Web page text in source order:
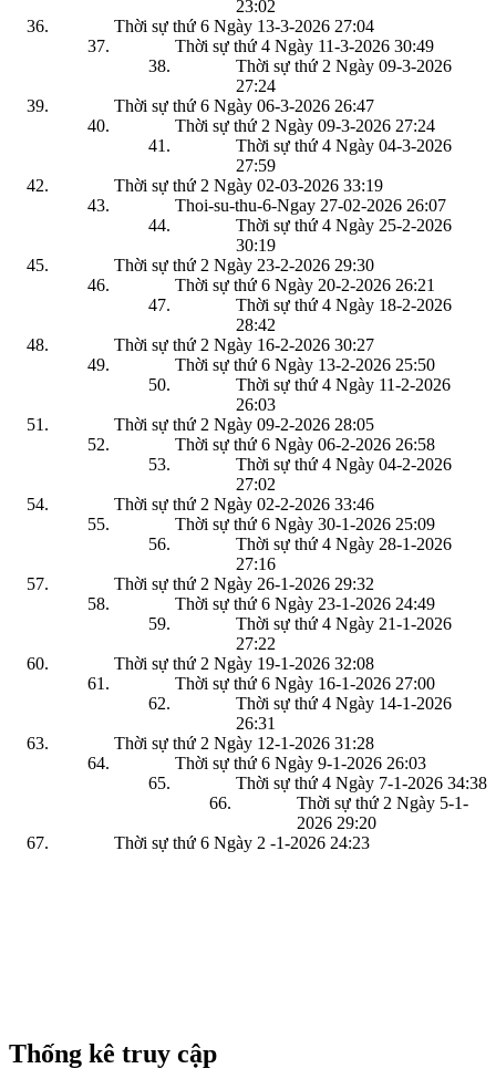
23:02
Thời sự thứ 6 Ngày 13-3-2026 27:04
Thời sự thứ 4 Ngày 11-3-2026 30:49
Thời sự thứ 2 Ngày 09-3-2026
27:24
Thời sự thứ 6 Ngày 06-3-2026 26:47
Thời sự thứ 2 Ngày 09-3-2026 27:24
Thời sự thứ 4 Ngày 04-3-2026
27:59
Thời sự thứ 2 Ngày 02-03-2026 33:19
Thoi-su-thu-6-Ngay 27-02-2026 26:07
Thời sự thứ 4 Ngày 25-2-2026
30:19
Thời sự thứ 2 Ngày 23-2-2026 29:30
Thời sự thứ 6 Ngày 20-2-2026 26:21
Thời sự thứ 4 Ngày 18-2-2026
28:42
Thời sự thứ 2 Ngày 16-2-2026 30:27
Thời sự thứ 6 Ngày 13-2-2026 25:50
Thời sự thứ 4 Ngày 11-2-2026
26:03
Thời sự thứ 2 Ngày 09-2-2026 28:05
Thời sự thứ 6 Ngày 06-2-2026 26:58
Thời sự thứ 4 Ngày 04-2-2026
27:02
Thời sự thứ 2 Ngày 02-2-2026 33:46
Thời sự thứ 6 Ngày 30-1-2026 25:09
Thời sự thứ 4 Ngày 28-1-2026
27:16
Thời sự thứ 2 Ngày 26-1-2026 29:32
Thời sự thứ 6 Ngày 23-1-2026 24:49
Thời sự thứ 4 Ngày 21-1-2026
27:22
Thời sự thứ 2 Ngày 19-1-2026 32:08
Thời sự thứ 6 Ngày 16-1-2026 27:00
Thời sự thứ 4 Ngày 14-1-2026
26:31
Thời sự thứ 2 Ngày 12-1-2026 31:28
Thời sự thứ 6 Ngày 9-1-2026 26:03
Thời sự thứ 4 Ngày 7-1-2026 34:38
Thời sự thứ 2 Ngày 5-1-
2026 29:20
Thời sự thứ 6 Ngày 2 -1-2026 24:23
Thống kê truy cập